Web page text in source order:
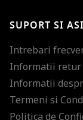
SUPORT SI
Intrebari
Informatii retur
Informatii
Termeni si
Politica de